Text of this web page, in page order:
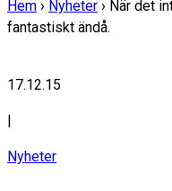
Hem › Nyheter › När det
fantastiskt ändå.
17.12.15
|
Nyheter